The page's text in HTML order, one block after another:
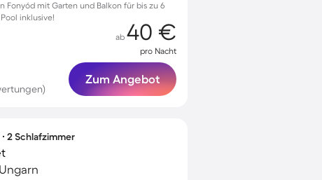
Fonyód mit Garten und Balkon für bis zu 6
inklusive!
ab 40 €
pro Nacht
Zum Angebot
2 Schlafzimmer